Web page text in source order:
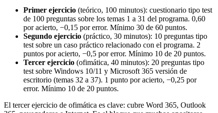
Primer ejercicio (teórico, 100 minutos): cuestionario tipo test
de 100 preguntas sobre los temas 1 a 31 del programa. 0,60
por acierto, −0,15 por error. Mínimo 30 de 60 puntos.
Segundo ejercicio (práctico, 30 minutos): 10 preguntas tipo
test sobre un caso práctico relacionado con el programa. 2
puntos por acierto, −0,5 por error. Mínimo 10 de 20 puntos.
Tercer ejercicio (ofimática, 40 minutos): 20 preguntas tipo
test sobre Windows 10/11 y Microsoft 365 versión de
escritorio (temas 32 a 37). 1 punto por acierto, −0,25 por
error. Mínimo 10 de 20 puntos.
El tercer ejercicio de ofimática es clave: cubre Word 365, Outlook